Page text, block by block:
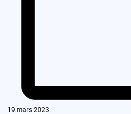
19 mars 2023